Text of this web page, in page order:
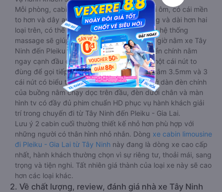
Mỗi phòng, cabin đều có gối nằm rời, có gối ôm, có cái mền
to hơn và dây an toàn seat belt. Giường rộng và dài hơn hai
loại trên, có thể lăn lộn thoải mái. Đặc biệt là hệ thống
massage sẽ giúp bạn thư giãn trong những giờ nằm xe Tây
Ninh đến Pleiku - Gia Lai dài. Bảng điều khiển chính nằm
ngay cạnh đầu để tiện tay tuỳ chỉnh gồm: một cái nút to
đùng để gọi tiếp viên, 2 cổng USB , 1 jack cắm 3.5mm và 3
cái nút có biểu tượng nguồn dùng để tắt/mở dàn đèn chính
của buồng nằm chạy dọc trên đầu, đèn dưới chân và màn
hình tv có đầy đủ phim chuẩn HD phục vụ hành khách giải
trí trong chuyến đi từ Tây Ninh đến Pleiku - Gia Lai.
Lưu ý 2 cabin cuối thường thiết kế nhỏ hơn phù hợp với
những người có thân hình nhỏ nhắn. Dòng xe cabin limousine
đi Pleiku - Gia Lai từ Tây Ninh này đang là dòng xe cao cấp
nhất, hành khách thường chọn vì sự riêng tư, thoải mái, sang
trọng và tiện nghi. Tất nhiên giá thành của loại xe này sẽ cao
hơn các loại khác.
2. Về chất lượng, review, đánh giá nhà xe Tây Ninh